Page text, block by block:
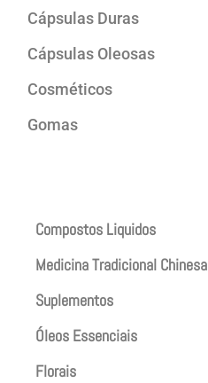
Cápsulas Duras
Cápsulas Oleosas
Cosméticos
Gomas
Compostos Liquidos
Medicina Tradicional Chinesa
Suplementos
Óleos Essenciais
Florais